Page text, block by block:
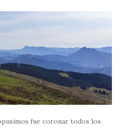
fue coronar todos los